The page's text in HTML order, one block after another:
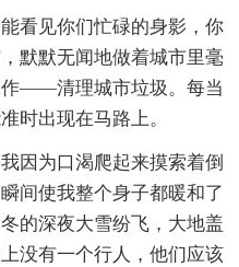
见你们忙碌的身影，你
默默无闻地做着城市里毫
作——清理城市垃圾。每当
时出现在马路上。
为口渴爬起来摸索着倒
间使我整个身子都暖和了
的深夜大雪纷飞，大地盖
没有一个行人，他们应该